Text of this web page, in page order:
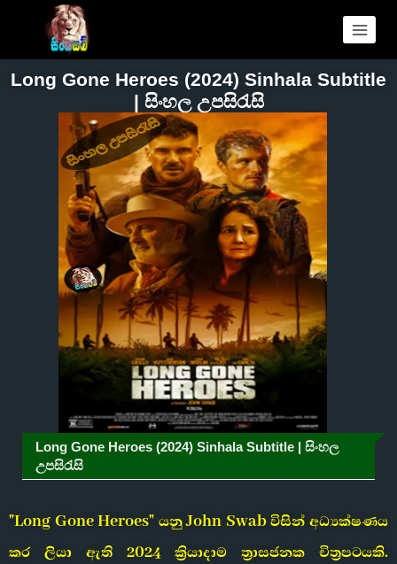
Long Gone Heroes (2024) Sinhala Subtitle
| සිංහල උපසිරැසි
Long Gone Heroes (2024) Sinhala Subtitle | සිංහල
උපසිරැසි
"Long Gone Heroes" යනු John Swab විසින් අධ්‍යක්ෂණය
කර ලියා ඇති 2024 ක්‍රියාදාම ත්‍රාසජනක චිත්‍රපටයකි.